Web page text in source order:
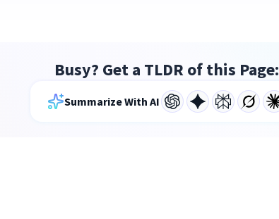
Busy? Get a TLDR of this Page:
Summarize With AI